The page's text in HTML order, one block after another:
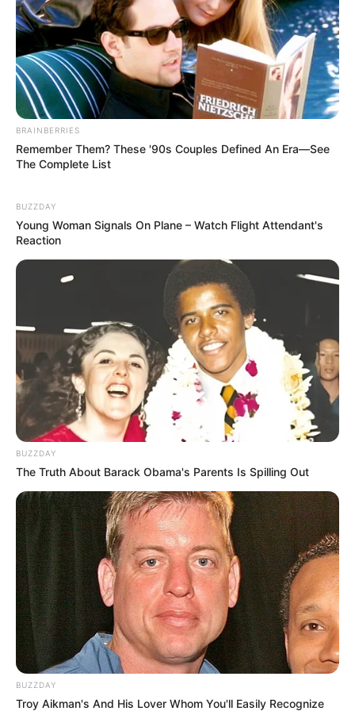
Dica: A cola a ser usada ao natural ou diluída em
um pouquinho de água.
Para finalizar, passe uma fina camada de cola
sobre o papel colado. Quando aluminária de vela
estiver seca, personalize-a com uma fita
decorativa.
BRAINBERRIES
Remember Them? These '90s Couples Defined An Era—See
The Complete List
BUZZDAY
Young Woman Signals On Plane – Watch Flight Attendant's
Reaction
BUZZDAY
The Truth About Barack Obama's Parents Is Spilling Out
BUZZDAY
Troy Aikman's And His Lover Whom You'll Easily Recognize